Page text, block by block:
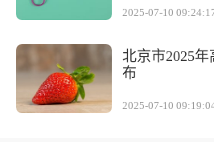
2025-07-10
北京市2025
布
2025-07-10